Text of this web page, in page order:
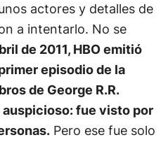
actores y detalles de
a intentarlo. No se
de 2011, HBO emitió
episodio de la
de George R.R.
fue visto por
Pero ese fue solo